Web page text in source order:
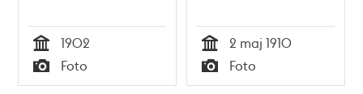
Tid
1902
Typ
Foto Tid
2 maj 1910
Typ
Foto